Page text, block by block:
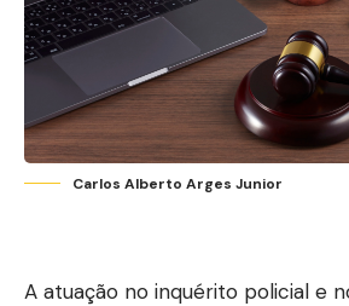
Carlos Alberto Arges Junior
A atuação no inquérito policial e